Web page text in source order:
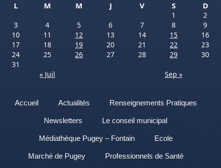
L
M M J V S D
1
2
3
4 5 6 7 8
9
10
11 12 13 14 15
16
17
18 19 20 21 22
23
24
25 26 27 28 29
30
31
« Juil
Sep »
Menu
Aller au contenu
Accueil Actualités Renseignements Pratiques
Newsletters Le conseil municipal
Médiathèque Pugey – Fontain Ecole
Marché de Pugey Professionnels de Santé